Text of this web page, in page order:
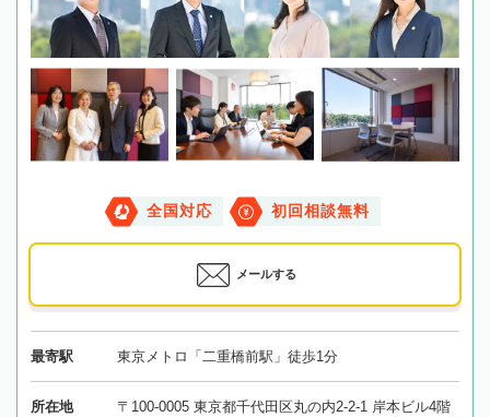
全国対応 初回相談無料
メールする
最寄駅 東京メトロ「二重橋前駅」徒歩1分
所在地 〒100-0005 東京都千代田区丸の内2-2-1 岸本ビル4階